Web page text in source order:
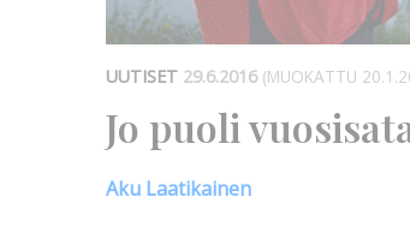
UUTISET 29.6.2016 (MUOKATTU
Jo puoli
Aku Laatikainen